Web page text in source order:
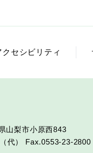
クセシビリティ
山梨市小原西843
代）
Fax.0553-23-2800